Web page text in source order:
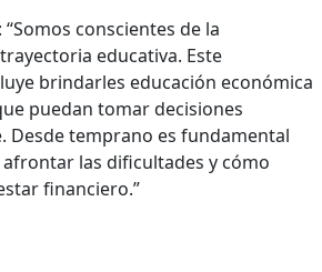
conscientes de la
educativa. Este
brindarles educación económica
puedan tomar decisiones
Desde temprano es fundamental
las dificultades y cómo
financiero.”